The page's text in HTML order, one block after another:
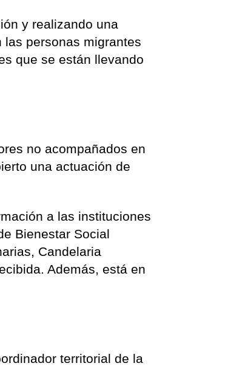
y realizando una
personas migrantes
que se están llevando
no acompañados en
una actuación de
a las instituciones
Bienestar Social
Candelaria
Además, está en
territorial de la